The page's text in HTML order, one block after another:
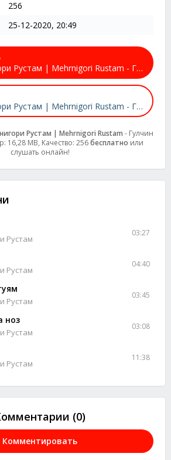
256
25-12-2020, 20:49
Мехрнигори Рустам | Mehrnigori Rustam - Гулчин 2021
Мехрнигори Рустам | Mehrnigori Rustam - Гулчин 2021
Рустам | Mehrnigori Rustam - Гулчин
16,28 MB, Качество: 256бесплатно или
слушать онлайн!
Рустам
03:27
Рустам
04:40
Рустам
03:45
ноз
Рустам
03:08
Рустам
11:38
(0)
Комментировать